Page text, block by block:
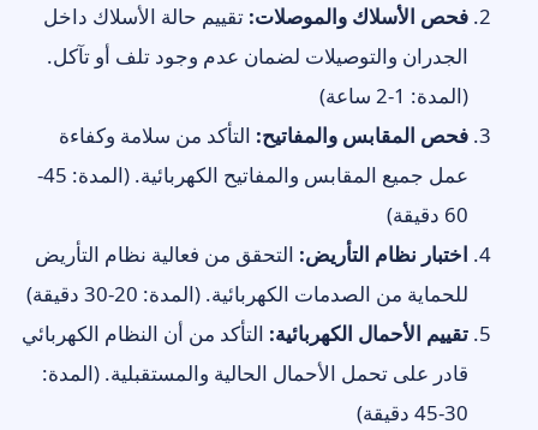
فحص الأسلاك والموصلات: تقييم حالة الأسلاك داخل
الجدران والتوصيلات لضمان عدم وجود تلف أو تآكل.
(المدة: 1-2 ساعة)
فحص المقابس والمفاتيح: التأكد من سلامة وكفاءة
عمل جميع المقابس والمفاتيح الكهربائية. (المدة: 45-
60 دقيقة)
اختبار نظام التأريض: التحقق من فعالية نظام التأريض
للحماية من الصدمات الكهربائية. (المدة: 20-30 دقيقة)
تقييم الأحمال الكهربائية: التأكد من أن النظام الكهربائي
قادر على تحمل الأحمال الحالية والمستقبلية. (المدة:
30-45 دقيقة)